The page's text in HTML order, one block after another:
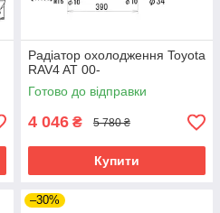
Радіатор охолодження Toyota
RAV4 AT 00-
Готово до відправки
4 046 ₴ 5 780 ₴
Купити
–30%